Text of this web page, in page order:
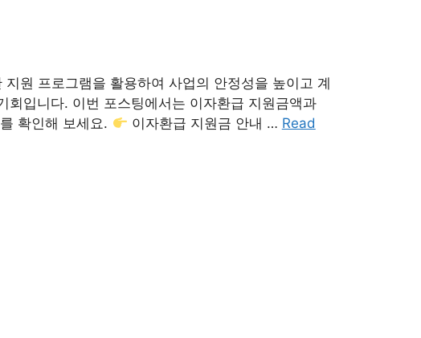
원 프로그램을 활용하여 사업의 안정성을 높이고 계
입니다. 이번 포스팅에서는 이자환급 지원금액과
확인해 보세요. 이자환급 지원금 안내 … Read